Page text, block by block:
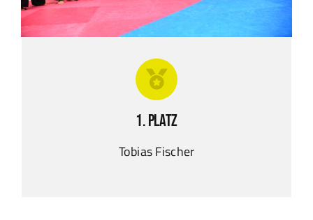
1. Platz
Tobias Fischer